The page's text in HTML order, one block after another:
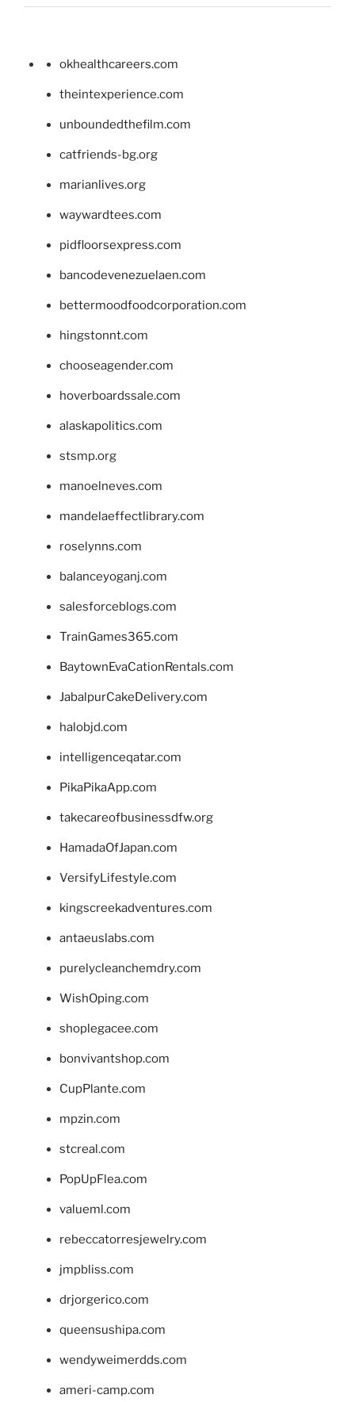
okhealthcareers.com
theintexperience.com
unboundedthefilm.com
catfriends-bg.org
marianlives.org
waywardtees.com
pidfloorsexpress.com
bancodevenezuelaen.com
bettermoodfoodcorporation.com
hingstonnt.com
chooseagender.com
hoverboardssale.com
alaskapolitics.com
stsmp.org
manoelneves.com
mandelaeffectlibrary.com
roselynns.com
balanceyoganj.com
salesforceblogs.com
TrainGames365.com
BaytownEvaCationRentals.com
JabalpurCakeDelivery.com
halobjd.com
intelligenceqatar.com
PikaPikaApp.com
takecareofbusinessdfw.org
HamadaOfJapan.com
VersifyLifestyle.com
kingscreekadventures.com
antaeuslabs.com
purelycleanchemdry.com
WishOping.com
shoplegacee.com
bonvivantshop.com
CupPlante.com
mpzin.com
stcreal.com
PopUpFlea.com
valueml.com
rebeccatorresjewelry.com
jmpbliss.com
drjorgerico.com
queensushipa.com
wendyweimerdds.com
ameri-camp.com